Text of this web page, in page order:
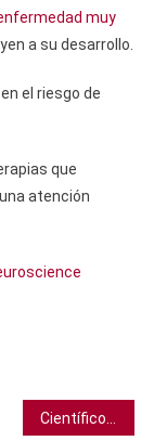
muy
a su desarrollo.
el riesgo de
que
atención